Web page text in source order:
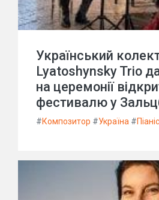
Український
Lyatoshynsky Trio
на церемонії
фестивалю у
#Композитор #Україна #